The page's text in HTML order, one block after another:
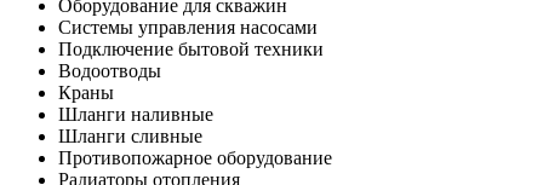
Оборудование для скважин
Системы управления насосами
Подключение бытовой техники
Водоотводы
Краны
Шланги наливные
Шланги сливные
Противопожарное оборудование
Радиаторы отопления